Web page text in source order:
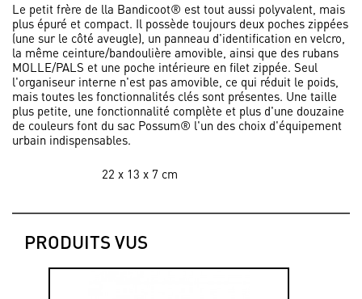
Le petit frère de lla Bandicoot® est tout aussi polyvalent, mais
plus épuré et compact. Il possède toujours deux poches zippées
(une sur le côté aveugle), un panneau d'identification en velcro,
la même ceinture/bandoulière amovible, ainsi que des rubans
MOLLE/PALS et une poche intérieure en filet zippée. Seul
l'organiseur interne n'est pas amovible, ce qui réduit le poids,
mais toutes les fonctionnalités clés sont présentes. Une taille
plus petite, une fonctionnalité complète et plus d'une douzaine
de couleurs font du sac Possum® l'un des choix d'équipement
urbain indispensables.
22 x 13 x 7 cm
PRODUITS VUS